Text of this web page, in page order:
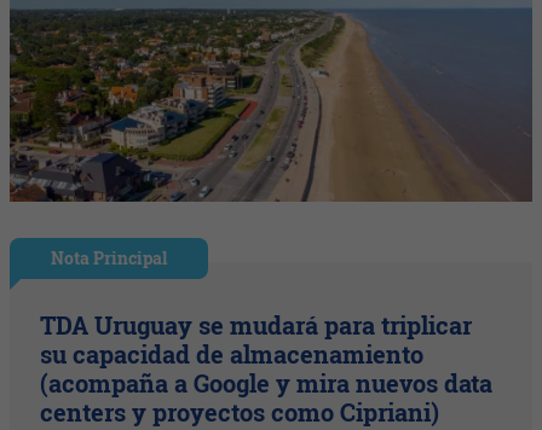
Nota Principal
TDA Uruguay se mudará para triplicar
su capacidad de almacenamiento
(acompaña a Google y mira nuevos data
centers y proyectos como Cipriani)